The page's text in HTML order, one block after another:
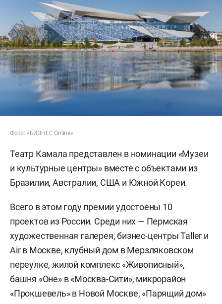
Фото: «БИЗНЕС Online»
Театр Камала представлен в номинации «Музеи
и культурные центры» вместе с объектами из
Бразилии, Австралии, США и Южной Кореи.
Всего в этом году премии удостоены 10
проектов из России. Среди них — Пермская
художественная галерея, бизнес-центры Taller и
Air в Москве, клубный дом в Мерзляковском
переулке, жилой комплекс «Живописный»,
башня «Оне» в «Москва-Сити», микрорайон
«Прокшевель» в Новой Москве, «Парящий дом»